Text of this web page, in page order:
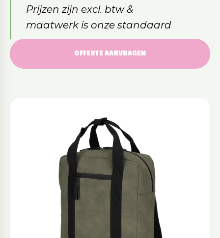
Prijzen zijn excl. btw &
maatwerk is onze standaard
OFFERTE AANVRAGEN